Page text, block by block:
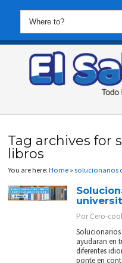
Tag archives for
libros
You are here:Home »solucionarios
PorCero-cool
Solucionarios
ayudaran en
diferentes
ponte en